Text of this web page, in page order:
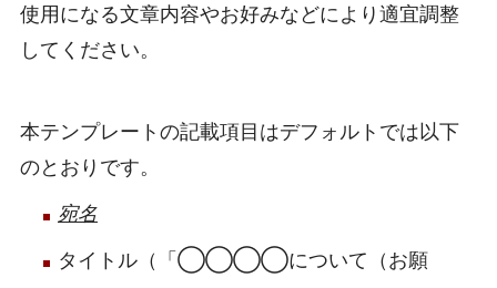
使用になる文章内容やお好みなどにより適宜調整
してください。
本テンプレートの記載項目はデフォルトでは以下
のとおりです。
宛名
タイトル（「◯◯◯◯について（お願